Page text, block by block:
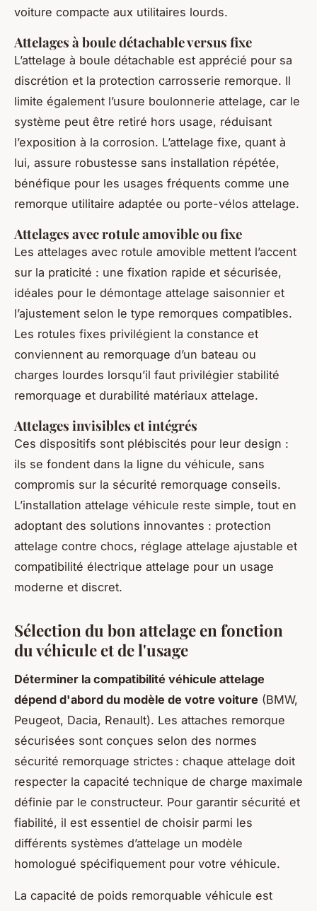
voiture compacte aux utilitaires lourds.
Attelages à boule détachable versus fixe
L’attelage à boule détachable est apprécié pour sa
discrétion et la protection carrosserie remorque. Il
limite également l’usure boulonnerie attelage, car le
système peut être retiré hors usage, réduisant
l’exposition à la corrosion. L’attelage fixe, quant à
lui, assure robustesse sans installation répétée,
bénéfique pour les usages fréquents comme une
remorque utilitaire adaptée ou porte-vélos attelage.
Attelages avec rotule amovible ou fixe
Les attelages avec rotule amovible mettent l’accent
sur la praticité : une fixation rapide et sécurisée,
idéales pour le démontage attelage saisonnier et
l’ajustement selon le type remorques compatibles.
Les rotules fixes privilégient la constance et
conviennent au remorquage d’un bateau ou
charges lourdes lorsqu’il faut privilégier stabilité
remorquage et durabilité matériaux attelage.
Attelages invisibles et intégrés
Ces dispositifs sont plébiscités pour leur design :
ils se fondent dans la ligne du véhicule, sans
compromis sur la sécurité remorquage conseils.
L’installation attelage véhicule reste simple, tout en
adoptant des solutions innovantes : protection
attelage contre chocs, réglage attelage ajustable et
compatibilité électrique attelage pour un usage
moderne et discret.
Sélection du bon attelage en fonction
du véhicule et de l'usage
Déterminer la compatibilité véhicule attelage
dépend d'abord du modèle de votre voiture (BMW,
Peugeot, Dacia, Renault). Les attaches remorque
sécurisées sont conçues selon des normes
sécurité remorquage strictes : chaque attelage doit
respecter la capacité technique de charge maximale
définie par le constructeur. Pour garantir sécurité et
fiabilité, il est essentiel de choisir parmi les
différents systèmes d’attelage un modèle
homologué spécifiquement pour votre véhicule.
La capacité de poids remorquable véhicule est